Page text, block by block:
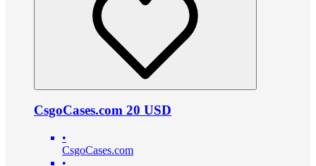
CsgoCases.com 20 USD
•
CsgoCases.com
•